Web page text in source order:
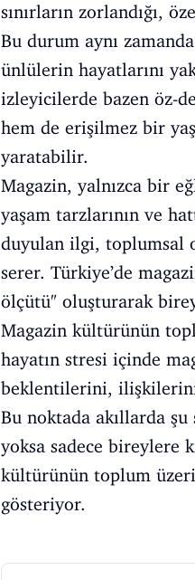
sınırların zorlandığı,
Bu durum aynı
ünlülerin hayatlarını
izleyicilerde bazen öz-
hem de erişilmez bir
yaratabilir.
Magazin, yalnızca bir
yaşam tarzlarının ve
duyulan ilgi, toplumsal
serer. Türkiye’de
ölçütü" oluşturarak
Magazin kültürünün
hayatın stresi içinde
beklentilerini,
Bu noktada akıllarda
yoksa sadece bireylere
kültürünün toplum
gösteriyor.